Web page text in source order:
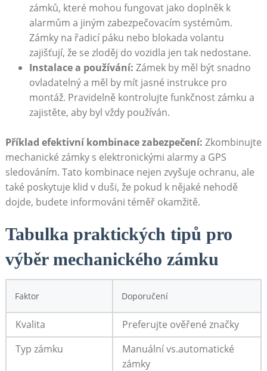
zámků, které mohou fungovat jako doplněk k
alarmům a jiným zabezpečovacím systémům.
Zámky na řadicí páku nebo blokada volantu
zajišťují, že se zloděj do vozidla jen tak nedostane.
Instalace a používání: Zámek by měl být snadno
ovladatelný a měl by mít jasné instrukce pro
montáž. Pravidelně kontrolujte funkčnost zámku a
zajistěte, aby byl vždy používán.
Příklad efektivní kombinace zabezpečení: Zkombinujte
mechanické zámky s elektronickými alarmy a GPS
sledováním. Tato kombinace nejen zvyšuje ochranu, ale
také poskytuje klid v duši, že pokud k nějaké nehodě
dojde, budete informováni téměř okamžitě.
Tabulka praktických tipů pro
výběr mechanického zámku
Faktor Doporučení
Kvalita
Preferujte ověřené značky
Typ zámku
Manuální vs.automatické
zámky